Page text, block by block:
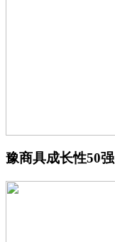
豫商具成长性50强